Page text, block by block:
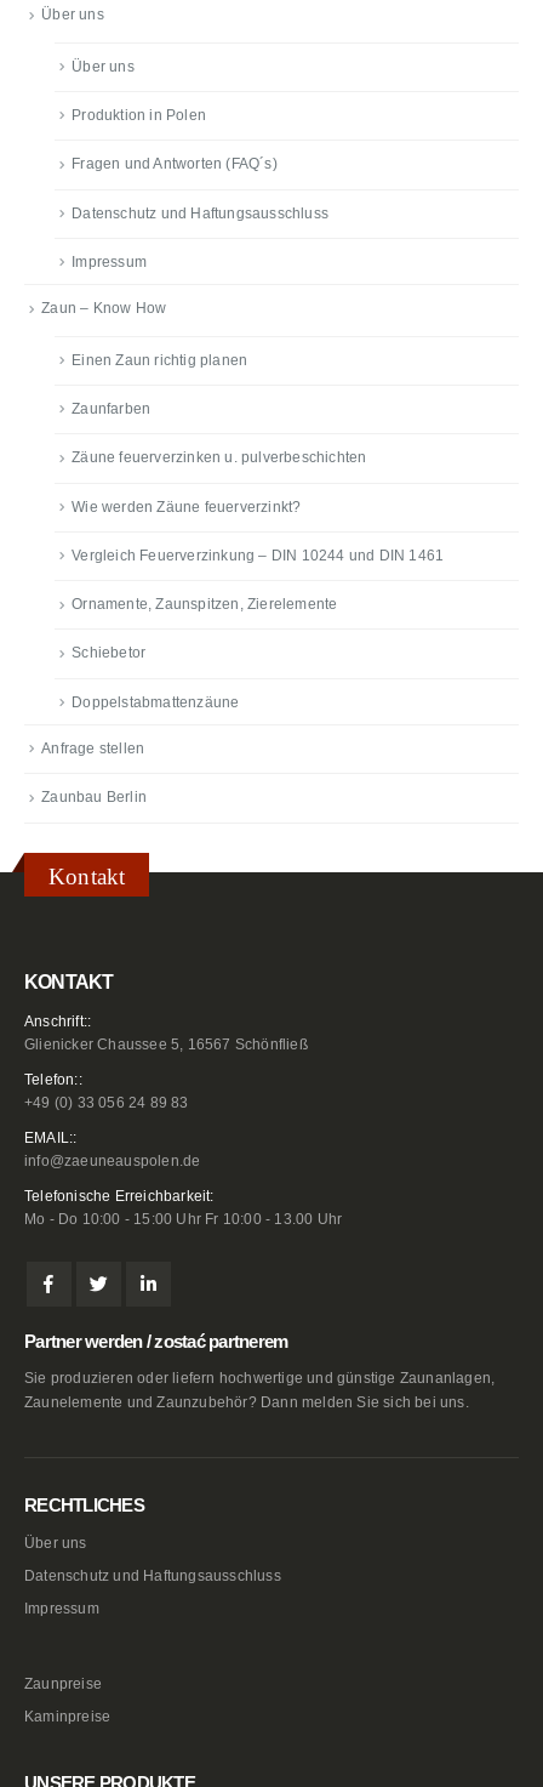
Über uns
Über uns
Produktion in Polen
Fragen und Antworten (FAQ´s)
Datenschutz und Haftungsausschluss
Impressum
Zaun – Know How
Einen Zaun richtig planen
Zaunfarben
Zäune feuerverzinken u. pulverbeschichten
Wie werden Zäune feuerverzinkt?
Vergleich Feuerverzinkung – DIN 10244 und DIN 1461
Ornamente, Zaunspitzen, Zierelemente
Schiebetor
Doppelstabmattenzäune
Anfrage stellen
Zaunbau Berlin
Kontakt
KONTAKT
Anschrift::
Glienicker Chaussee 5, 16567 Schönfließ
Telefon::
+49 (0) 33 056 24 89 83
EMAIL::
info@zaeuneauspolen.de
Telefonische Erreichbarkeit:
Mo - Do 10:00 - 15:00 Uhr Fr 10:00 - 13.00 Uhr
Partner werden / zostać partnerem
Sie produzieren oder liefern hochwertige und günstige Zaunanlagen,
Zaunelemente und Zaunzubehör? Dann melden Sie sich bei uns.
RECHTLICHES
Über uns
Datenschutz und Haftungsausschluss
Impressum
Zaunpreise
Kaminpreise
UNSERE PRODUKTE